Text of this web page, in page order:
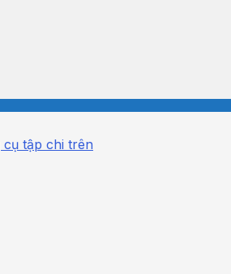
cụ tập chi trên